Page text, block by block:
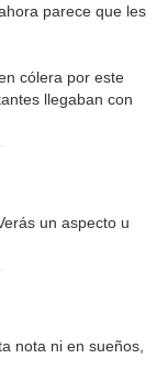
parece que les
cólera por este
llegaban con
un aspecto u
nota ni en sueños,